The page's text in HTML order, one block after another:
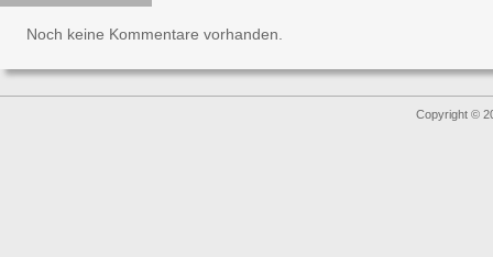
Noch keine Kommentare vorhanden.
Copyright ©